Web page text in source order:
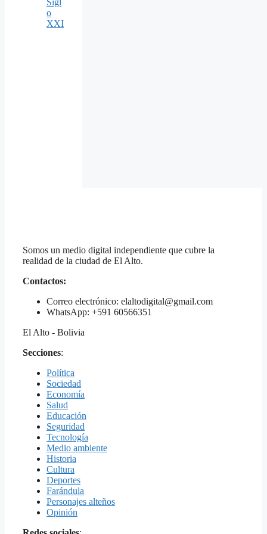
o
XXI
Somos un medio digital independiente que cubre la
realidad de la ciudad de El Alto.
Contactos:
Correo electrónico: elaltodigital@gmail.com
WhatsApp: +591 60566351
El Alto - Bolivia
Secciones:
Política
Sociedad
Economía
Salud
Educación
Seguridad
Tecnología
Medio ambiente
Historia
Cultura
Deportes
Farándula
Personajes alteños
Opinión